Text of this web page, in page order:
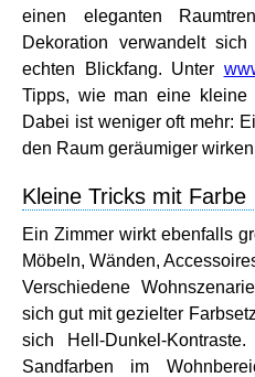
einen eleganten
Dekoration verwandelt
echten Blickfang. Unter
Tipps, wie man eine kleine
Dabei ist weniger oft mehr:
den Raum geräumiger
Kleine Tricks mit Farbe
Ein Zimmer wirkt ebenfalls
Möbeln, Wänden,
Verschiedene
sich gut mit gezielter
sich Hell-Dunkel-
Sandfarben im